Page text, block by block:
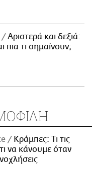
Αριστερά και δεξιά:
πια τι σημαίνουν;
Κράμπες: Τι τις
να κάνουμε όταν